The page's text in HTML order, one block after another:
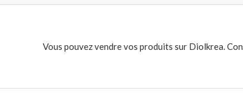
Vous pouvez vendre vos produits sur Diolkrea.